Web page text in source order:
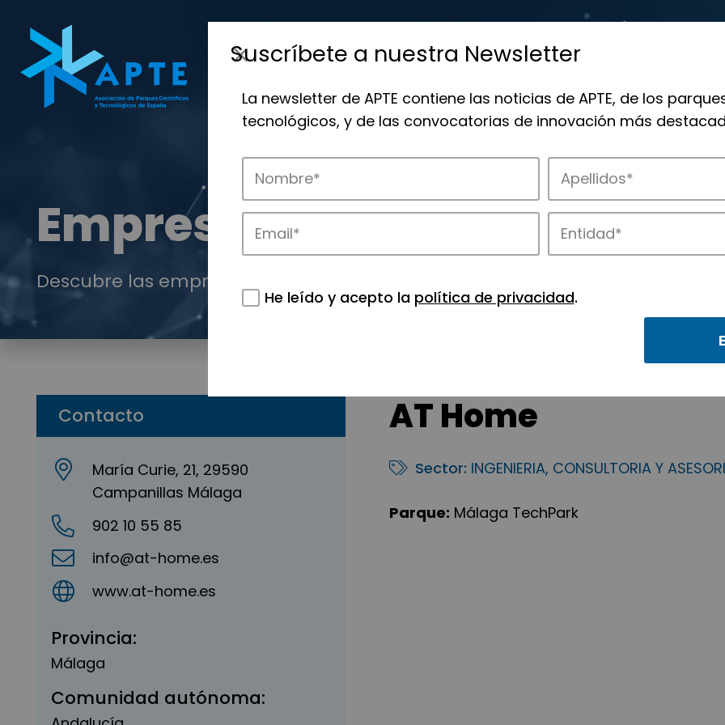
Empresas
Descubre las empresas que impulsan la innovación en los parques de APTE.
Contacto
María Curie, 21, 29590
Campanillas Málaga
902 10 55 85
info@at-home.es
www.at-home.es
Provincia:
Málaga
Comunidad autónoma:
AT Home
Sector: INGENIERIA, CONSULTORIA Y
Parque: Málaga TechPark
Suscríbete a nuestra Newsletter
La newsletter de APTE contiene las noticias de APTE, de los
tecnológicos, y de las convocatorias de innovación más
He leído y acepto la política de privacidad.